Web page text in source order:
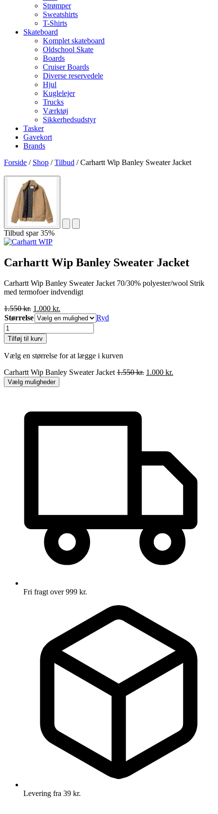
Strømper
Sweatshirts
T-Shirts
Skateboard
Komplet skateboard
Oldschool Skate
Boards
Cruiser Boards
Diverse reservedele
Hjul
Kuglelejer
Trucks
Værktøj
Sikkerhedsudstyr
Tasker
Gavekort
Brands
Forside / Shop /Tilbud / Carhartt Wip Banley Sweater Jacket
Tilbud spar 35%
Carhartt Wip Banley Sweater Jacket
Carhartt Wip Banley Sweater Jacket 70/30% polyester/wool Strik
med termofoer indvendigt
1.550kr. Den
oprindelige
pris
var:
1.550 kr..
1.000 kr.
aktuelle
pris
er:
Størrelse
Ryd
Carhartt
Wip
Banley
Sweater
Jacket
antal
Tilføj til kurv
Vælg en størrelse for at lægge i kurven
Carhartt Wip Banley Sweater Jacket 1.550kr. Den
1.000 kr.
Vælg muligheder
Fri fragt over 999 kr.
Levering fra 39 kr.